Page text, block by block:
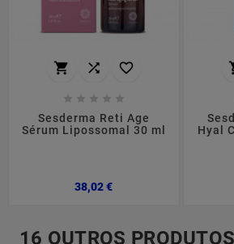
  
    
Sesderma Reti Age
Sérum Lipossomal 30 ml
38,02 €Preço
Hyal
16 OUTROS